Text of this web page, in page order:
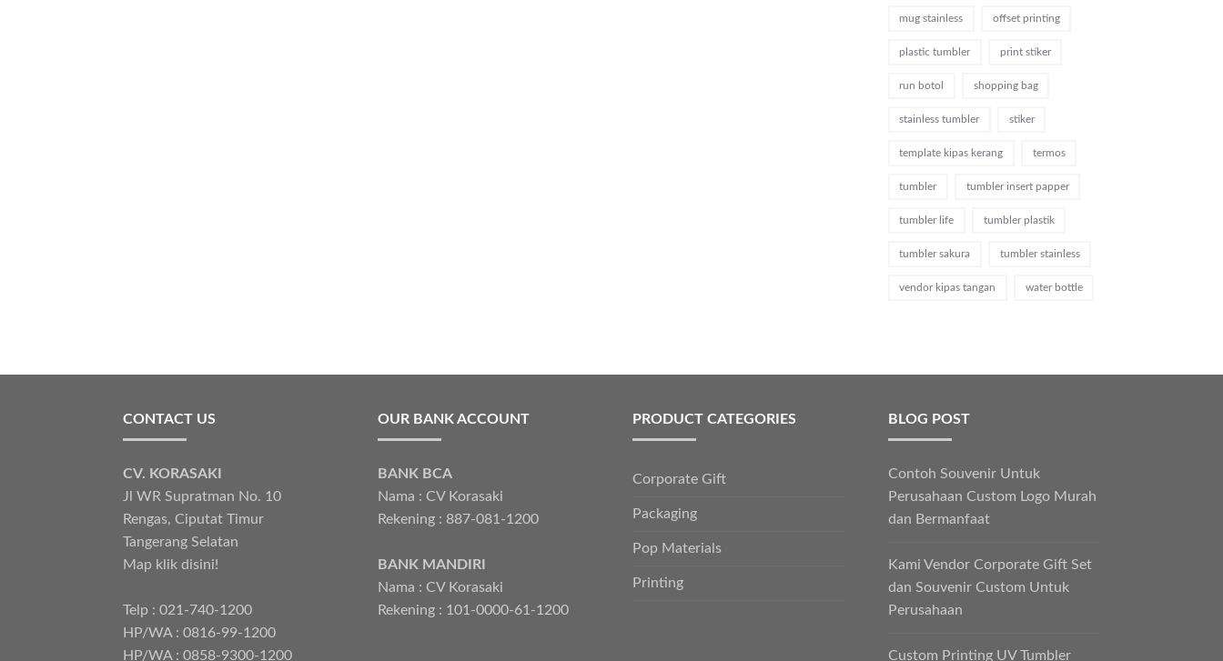
mug stainless offset printing
plastic tumbler print stiker
run botol shopping bag
stainless tumbler stiker
template kipas kerang termos
tumbler tumbler insert papper
tumbler life tumbler plastik
tumbler sakura tumbler stainless
vendor kipas tangan water bottle
CONTACT US
CV. KORASAKI
Jl WR Supratman No. 10
Rengas, Ciputat Timur
Tangerang Selatan
Map klik disini!
Telp : 021-740-1200
HP/WA : 0816-99-1200
HP/WA : 0858-9300-1200
OUR BANK ACCOUNT
BANK BCA
Nama : CV Korasaki
Rekening : 887-081-1200
BANK MANDIRI
Nama : CV Korasaki
Rekening : 101-0000-61-1200
PRODUCT CATEGORIES
Corporate Gift
Packaging
Pop Materials
Printing
BLOG POST
Contoh Souvenir Untuk
Perusahaan Custom Logo Murah
dan Bermanfaat
Kami Vendor Corporate Gift Set
dan Souvenir Custom Untuk
Perusahaan
Custom Printing UV Tumbler